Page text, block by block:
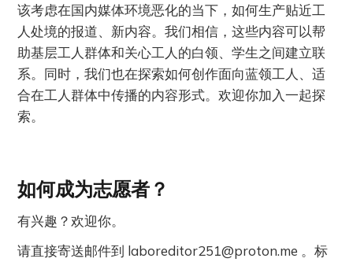
该考虑在国内媒体环境恶化的当下，如何生产贴近工
人处境的报道、新内容。我们相信，这些内容可以帮
助基层工人群体和关心工人的白领、学生之间建立联
系。同时，我们也在探索如何创作面向蓝领工人、适
合在工人群体中传播的内容形式。欢迎你加入一起探
索。
如何成为志愿者？
有兴趣？欢迎你。
请直接寄送邮件到 laboreditor251@proton.me 。标